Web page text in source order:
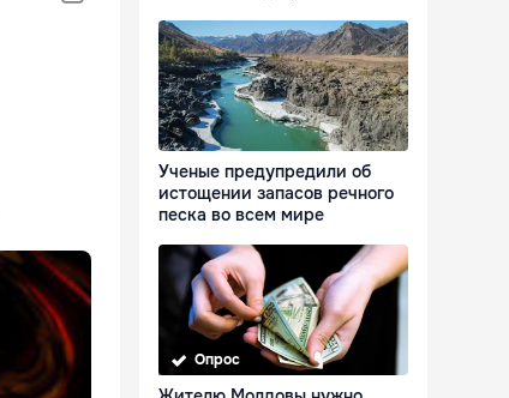
Ученые предупредили об
истощении запасов речного
песка во всем мире
Опрос